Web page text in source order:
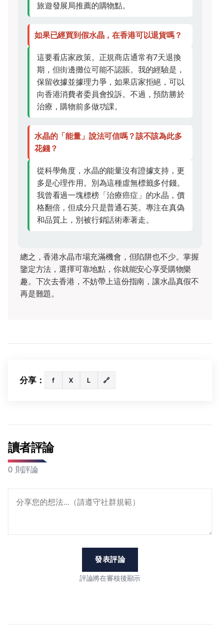
旅遊發展局推薦的購物點。
如果已經買到假水晶，在香港可以退貨嗎？
這要看店家政策。正規商店通常有7天退換
期，但街邊攤位可能不認賬。我的經驗是，
保留收據並據理力爭，如果店家拒絕，可以
向香港消費者委員會投訴。不過，預防勝於
治療，購物前多做功課。
水晶的「能量」說法可信嗎？該不該為此多
花錢？
從科學角度，水晶的能量沒有證據支持，更
多是心理作用。別為這種虛無標籤多付錢。
我曾看過一塊標榜「治療癌症」的水晶，價
格翻倍，但成分只是普通石英。專注在真偽
和品質上，別被行銷話術牽著走。
總之，香港水晶市場充滿機會，但陷阱也不少。掌握
鑒定方法，選擇可靠地點，你就能安心享受購物樂
趣。下次去香港，不妨帶上這份指南，讓水晶真假不
再是難題。
分享： f X L 🔗
讀者評論
0 則評論
發表評論
評論將在審核後顯示